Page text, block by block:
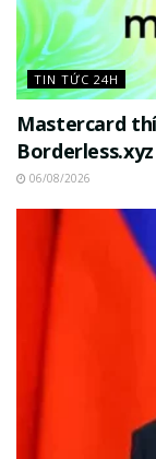
TIN TỨC 24H
Mastercard
06/08/2026